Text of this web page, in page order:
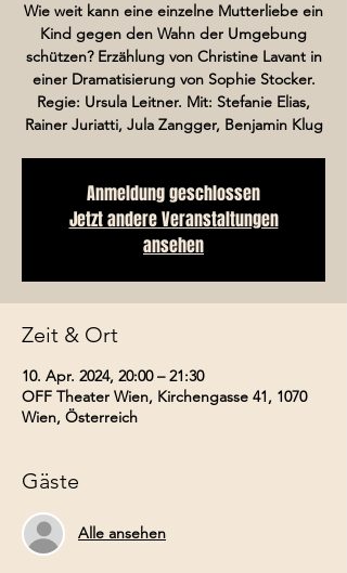
Wie weit kann eine einzelne Mutterliebe ein
Kind gegen den Wahn der Umgebung
schützen? Erzählung von Christine Lavant in
einer Dramatisierung von Sophie Stocker.
Regie: Ursula Leitner. Mit: Stefanie Elias,
Rainer Juriatti, Jula Zangger, Benjamin Klug
Anmeldung geschlossen
Jetzt andere Veranstaltungen
ansehen
Zeit & Ort
10. Apr. 2024, 20:00 – 21:30
OFF Theater Wien, Kirchengasse 41, 1070
Wien, Österreich
Gäste
Alle ansehen